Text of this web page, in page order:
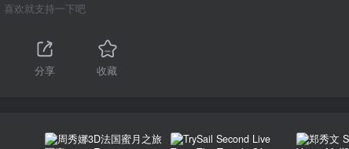
喜欢就支持一下吧
分享 收藏